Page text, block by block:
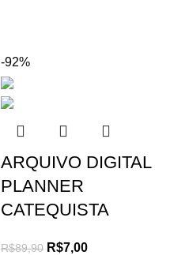
-92%
ARQUIVO DIGITAL
PLANNER
CATEQUISTA
R$89,90 R$7,00